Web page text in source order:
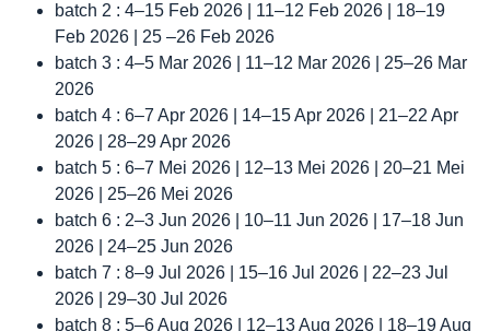
batch 2 : 4–15 Feb 2026 | 11–12 Feb 2026 | 18–19
Feb 2026 | 25 –26 Feb 2026
batch 3 : 4–5 Mar 2026 | 11–12 Mar 2026 | 25–26 Mar
2026
batch 4 : 6–7 Apr 2026 | 14–15 Apr 2026 | 21–22 Apr
2026 | 28–29 Apr 2026
batch 5 : 6–7 Mei 2026 | 12–13 Mei 2026 | 20–21 Mei
2026 | 25–26 Mei 2026
batch 6 : 2–3 Jun 2026 | 10–11 Jun 2026 | 17–18 Jun
2026 | 24–25 Jun 2026
batch 7 : 8–9 Jul 2026 | 15–16 Jul 2026 | 22–23 Jul
2026 | 29–30 Jul 2026
batch 8 : 5–6 Aug 2026 | 12–13 Aug 2026 | 18–19 Aug